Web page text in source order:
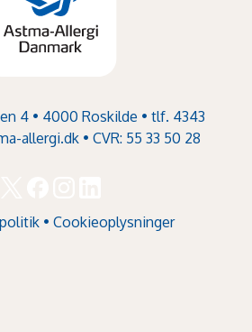
4 • 4000 Roskilde • tlf. 4343
allergi.dk• CVR: 55 33 50 28
• Cookieoplysninger